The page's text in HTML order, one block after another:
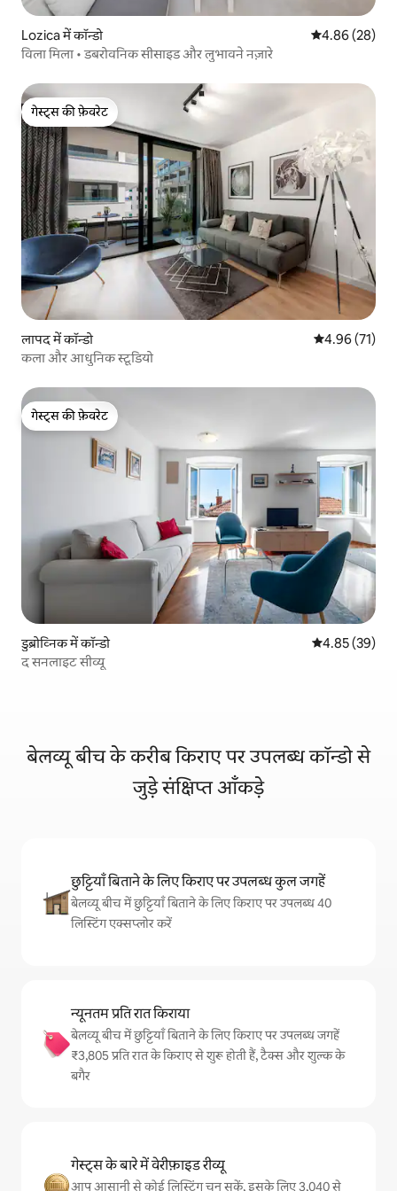
Lozica में कॉन्डो औसत रेटिंग 5 में
4.86 (28)
विला मिला • डबरोवनिक सीसाइड और लुभावने नज़ारे
गेस्ट्स की फ़ेवरेट
गेस्ट्स की फ़ेवरेट
लापद में कॉन्डो औसत रेटिंग 5 में
4.96 (71)
कला और आधुनिक स्टूडियो
गेस्ट्स की फ़ेवरेट
गेस्ट्स की फ़ेवरेट
डुब्रोव्निक में कॉन्डो औसत रेटिंग 5 में
4.85 (39)
द सनलाइट सीव्यू
बेलव्यू बीच के करीब किराए पर उपलब्ध कॉन्डो से
जुड़े संक्षिप्त आँकड़े
छुट्टियाँ बिताने के लिए किराए पर उपलब्ध कुल जगहें
बेलव्यू बीच में छुट्टियाँ बिताने के लिए किराए पर उपलब्ध 40
लिस्टिंग एक्सप्लोर करें
न्यूनतम प्रति रात किराया
बेलव्यू बीच में छुट्टियाँ बिताने के लिए किराए पर उपलब्ध जगहें
₹3,805 प्रति रात के किराए से शुरू होती हैं, टैक्स और शुल्क के
बगैर
गेस्ट्स के बारे में वेरीफ़ाइड रीव्यू
आप आसानी से कोई लिस्टिंग चुन सकें, इसके लिए 3,040 से